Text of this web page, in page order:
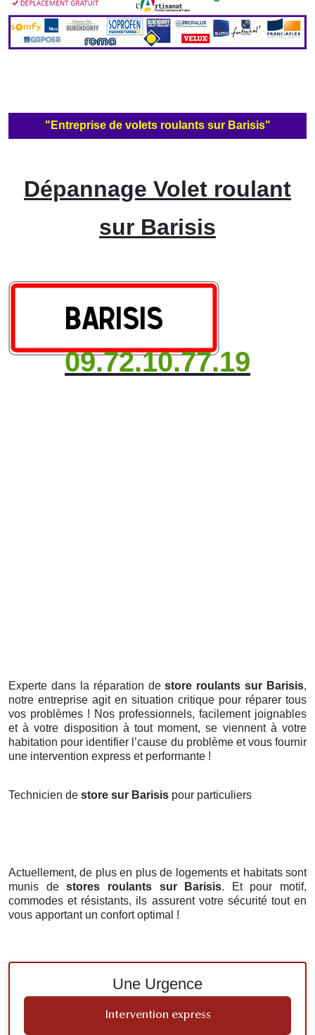
"Entreprise de volets roulants sur Barisis"
Dépannage Volet roulant
sur Barisis
09.72.10.77.19
Experte dans la réparation destore roulants sur Barisis,
notre entreprise agit en situation critique pour réparer tous
vos problèmes ! Nos professionnels, facilement joignables
et à votre disposition à tout moment, se viennent à votre
habitation pour identifier l’cause du problème et vous fournir
une intervention express et performante !
Technicien de store sur Barisis pour particuliers
Actuellement, de plus en plus de logements et habitats sont
munis destores roulants sur Barisis. Et pour motif,
commodes et résistants, ils assurent votre sécurité tout en
vous apportant un confort optimal !
Une Urgence
Intervention express